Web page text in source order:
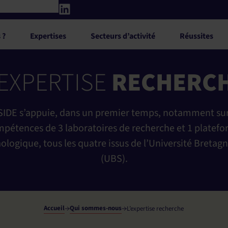
Expertises Secteurs d’activité Réussites
s’appuie, dans un premier temps, notamment
de 3 laboratoires de recherche et 1
tous les quatre issus de l’Université
(UBS).
Accueil Qui sommes-nous L’expertise recherche